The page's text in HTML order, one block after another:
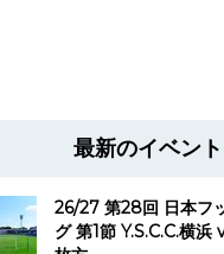
最新のイベント
26/27 第28回 日本フ
グ 第1節 Y.S.C.C.横浜